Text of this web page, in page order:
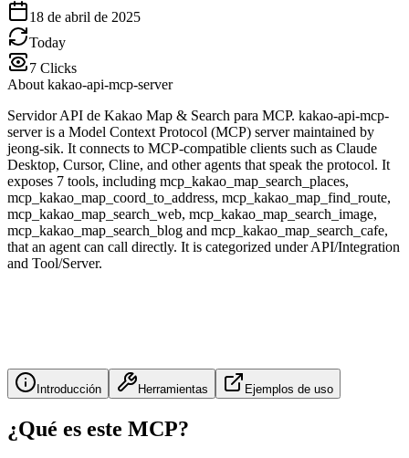
18 de abril de 2025
Today
7 Clicks
About kakao-api-mcp-server
Servidor API de Kakao Map & Search para MCP. kakao-api-mcp-
server is a Model Context Protocol (MCP) server maintained by
jeong-sik. It connects to MCP-compatible clients such as Claude
Desktop, Cursor, Cline, and other agents that speak the protocol. It
exposes 7 tools, including mcp_kakao_map_search_places,
mcp_kakao_map_coord_to_address, mcp_kakao_map_find_route,
mcp_kakao_map_search_web, mcp_kakao_map_search_image,
mcp_kakao_map_search_blog and mcp_kakao_map_search_cafe,
that an agent can call directly. It is categorized under API/Integration
and Tool/Server.
Introducción Herramientas Ejemplos de uso
¿Qué es este MCP?